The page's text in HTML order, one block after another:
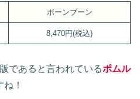
ボーンブーン
8,470円(税込)
であると言われているポムル
ね！